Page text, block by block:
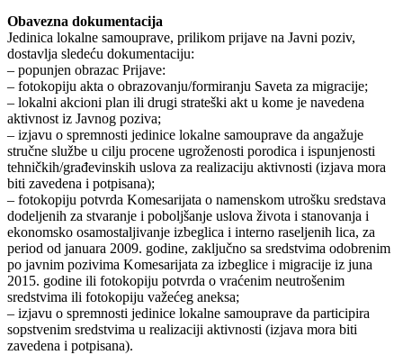
Obavezna dokumentacija
Jedinica lokalne samouprave, prilikom prijave na Javni poziv,
dostavlja sledeću dokumentaciju:
– popunjen obrazac Prijave:
– fotokopiju akta o obrazovanju/formiranju Saveta za migracije;
– lokalni akcioni plan ili drugi strateški akt u kome je navedena
aktivnost iz Javnog poziva;
– izjavu o spremnosti jedinice lokalne samouprave da angažuje
stručne službe u cilju procene ugroženosti porodica i ispunjenosti
tehničkih/građevinskih uslova za realizaciju aktivnosti (izjava mora
biti zavedena i potpisana);
– fotokopiju potvrda Komesarijata o namenskom utrošku sredstava
dodeljenih za stvaranje i poboljšanje uslova života i stanovanja i
ekonomsko osamostaljivanje izbeglica i interno raseljenih lica, za
period od januara 2009. godine, zaključno sa sredstvima odobrenim
po javnim pozivima Komesarijata za izbeglice i migracije iz juna
2015. godine ili fotokopiju potvrda o vraćenim neutrošenim
sredstvima ili fotokopiju važećeg aneksa;
– izjavu o spremnosti jedinice lokalne samouprave da participira
sopstvenim sredstvima u realizaciji aktivnosti (izjava mora biti
zavedena i potpisana).